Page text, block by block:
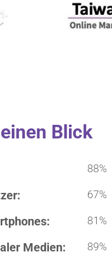
Blick
88%
67%
81%
Medien: 89%